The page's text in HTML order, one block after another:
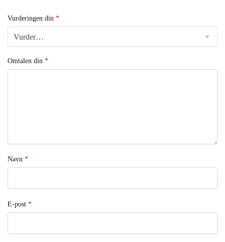
Vurderingen din *
Omtalen din *
Navn *
E-post *